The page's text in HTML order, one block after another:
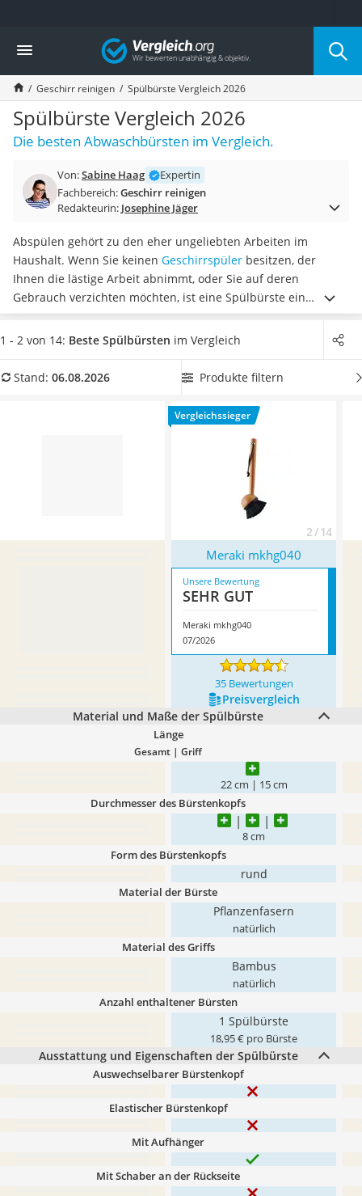
Die beliebtesten Vergleiche nach Kategorie
Haushalt
Wassersprudler
Zentralstaubsauger
Brotbackautomat
Wischroboter
Wäschespinne
Spülmaschinentabs
Akku-Staubsauger
AEG-Waschmaschine
Saug-Wisch-Roboter
Handstaubsauger
Milchaufschäumer
Kondenstrockner
Reiskocher
Tierhaarstaubsauger
Vergleich
Geschirr reinigen Spülbürste Vergleich 2026
Spülbürste Vergleich 2026
Die besten Abwaschbürsten im Vergleich.
Von:Sabine Haag
Expertin
Fachbereich:Geschirr reinigen
Redakteurin: Josephine Jäger
Abspülen gehört zu den eher ungeliebten Arbeiten im
Haushalt. Wenn Sie keinen Geschirrspüler besitzen, der
Ihnen die lästige Arbeit abnimmt, oder Sie auf deren
Gebrauch verzichten möchten, ist eine Spülbürste ein
wichtiger Helfer.Bei Ihrem persönlichen Test sollte die
Spülbürste Ihnen den Abwasch so leicht wie möglich
auswechselbarem Bürstenkopf aus unserer
vereinfachen und den Borstenkopf bei Bedarf leicht
auswechseln. Überzeugt hat uns hier im August 2026
mit seinen
1 - 2 von 14: Beste Spülbürsten im Vergleich
Stand: 06.08.2026 Produkte filtern
Vergleichssieger
2 / 14
Meraki mkhg040
Unsere Bewertung
SEHR GUT
Meraki mkhg040
07/2026
35 Bewertungen
Preis­vergleich
Material und Maße der Spülbürste
Länge
Gesamt | Griff
22 cm | 15 cm
Durchmesser des Bürstenkopfs
8 cm
Form des Bürstenkopfs
rund
Material der Bürste
Pflanzenfasern
natürlich
Material des Griffs
Bambus
natürlich
Anzahl enthaltener Bürsten
1 Spülbürste
18,95 € pro Bürste
Ausstattung und Eigenschaften der Spülbürste
Auswechselbarer Bürstenkopf
Elastischer Bürstenkopf
Mit Aufhänger
Mit Schaber an der Rückseite